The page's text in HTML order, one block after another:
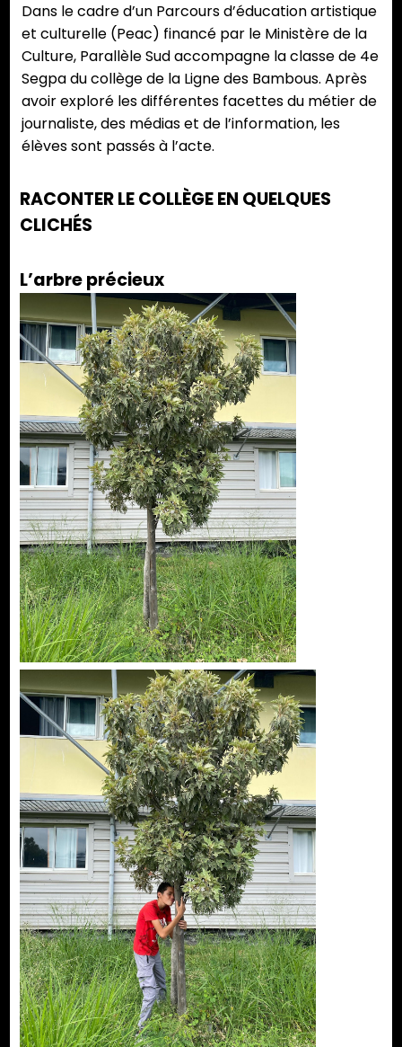
Dans le cadre d’un Parcours d’éducation artistique
et culturelle (Peac) financé par le Ministère de la
Culture, Parallèle Sud accompagne la classe de 4e
Segpa du collège de la Ligne des Bambous. Après
avoir exploré les différentes facettes du métier de
journaliste, des médias et de l’information, les
élèves sont passés à l’acte.
RACONTER LE COLLÈGE EN QUELQUES
CLICHÉS
L’arbre précieux